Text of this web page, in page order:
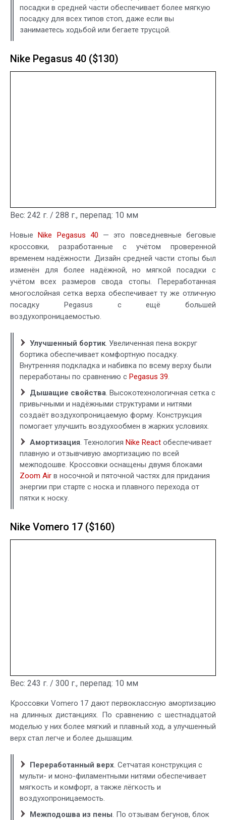
посадки в средней части обеспечивает более мягкую
посадку для всех типов стоп, даже если вы
занимаетесь ходьбой или бегаете трусцой.
Nike Pegasus 40 ($130)
Вес: 242 г. / 288 г., перепад: 10 мм
НовыеNike Pegasus 40 — это повседневные беговые
кроссовки, разработанные с учётом проверенной
временем надёжности. Дизайн средней части стопы был
изменён для более надёжной, но мягкой посадки с
учётом всех размеров свода стопы. Переработанная
многослойная сетка верха обеспечивает ту же отличную
посадку Pegasus с ещё большей
воздухопроницаемостью.
Улучшенный бортик. Увеличенная пена вокруг
бортика обеспечивает комфортную посадку.
Внутренняя подкладка и набивка по всему верху были
переработаны по сравнению с Pegasus 39.
Дышащие свойства. Высокотехнологичная сетка с
привычными и надёжными структурами и нитями
создаёт воздухопроницаемую форму. Конструкция
помогает улучшить воздухообмен в жарких условиях.
Амортизация. Технология Nike React обеспечивает
плавную и отзывчивую амортизацию по всей
межподошве. Кроссовки оснащены двумя блоками
Zoom Air в носочной и пяточной частях для придания
энергии при старте с носка и плавного перехода от
пятки к носку.
Nike Vomero 17 ($160)
Вес: 243 г. / 300 г., перепад: 10 мм
Кроссовки Vomero 17 дают первоклассную амортизацию
на длинных дистанциях. По сравнению с шестнадцатой
моделью у них более мягкий и плавный ход, а улучшенный
верх стал легче и более дышащим.
Переработанный верх. Сетчатая конструкция с
мульти- и моно-филаментными нитями обеспечивает
мягкость и комфорт, а также лёгкость и
воздухопроницаемость.
Межподошва из пены. По отзывам бегунов, блок